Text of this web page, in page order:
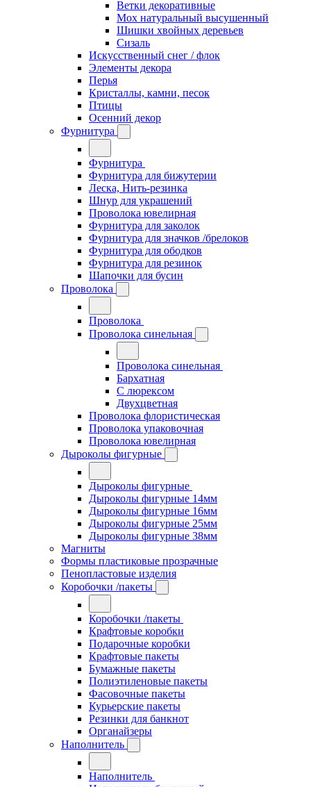
Ветки декоративные
Мох натуральный высушенный
Шишки хвойных деревьев
Сизаль
Искусственный снег / флок
Элементы декора
Перья
Кристаллы, камни, песок
Птицы
Осенний декор
Фурнитура
Фурнитура
Фурнитура для бижутерии
Леска, Нить-резинка
Шнур для украшений
Проволока ювелирная
Фурнитура для заколок
Фурнитура для значков /брелоков
Фурнитура для ободков
Фурнитура для резинок
Шапочки для бусин
Проволока
Проволока
Проволока синельная
Проволока синельная
Бархатная
С люрексом
Двухцветная
Проволока флористическая
Проволока упаковочная
Проволока ювелирная
Дыроколы фигурные
Дыроколы фигурные
Дыроколы фигурные 14мм
Дыроколы фигурные 16мм
Дыроколы фигурные 25мм
Дыроколы фигурные 38мм
Магниты
Формы пластиковые прозрачные
Пенопластовые изделия
Коробочки /пакеты
Коробочки /пакеты
Крафтовые коробки
Подарочные коробки
Крафтовые пакеты
Бумажные пакеты
Полиэтиленовые пакеты
Фасовочные пакеты
Курьерские пакеты
Резинки для банкнот
Органайзеры
Наполнитель
Наполнитель